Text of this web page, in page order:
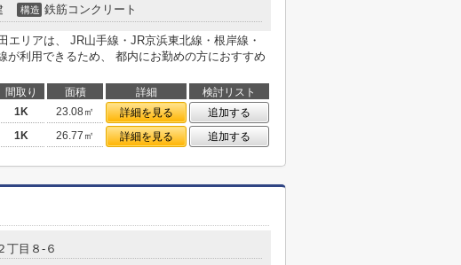
構造 鉄筋コンクリート
エリアは、 JR山手線・JR京浜東北線・根岸線・
が利用できるため、 都内にお勤めの方におすすめ
間取り 面積 詳細
検討リスト
1K 23.08㎡ 詳細を見る
追加する
1K 26.77㎡ 詳細を見る 追加する
丁目８-６